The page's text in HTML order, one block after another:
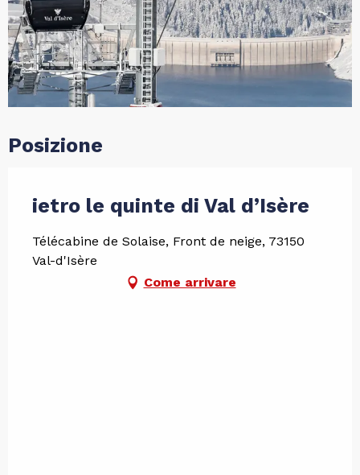
Posizione
ietro le quinte di Val d’Isère
Télécabine de Solaise, Front de neige, 73150
Val-d'Isère
Come arrivare